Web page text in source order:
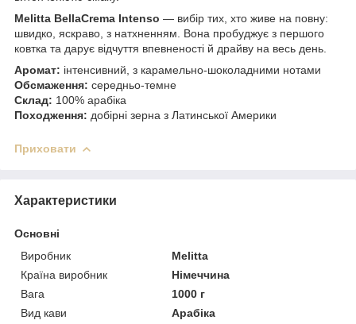
Melitta BellaCrema Intenso — вибір тих, хто живе на повну:
швидко, яскраво, з натхненням. Вона пробуджує з першого
ковтка та дарує відчуття впевненості й драйву на весь день.
Аромат: інтенсивний, з карамельно-шоколадними нотами
Обсмаження: середньо-темне
Склад: 100% арабіка
Походження: добірні зерна з Латинської Америки
Приховати
Характеристики
Основні
Виробник
Melitta
Країна виробник
Німеччина
Вага
1000 г
Вид кави
Арабіка